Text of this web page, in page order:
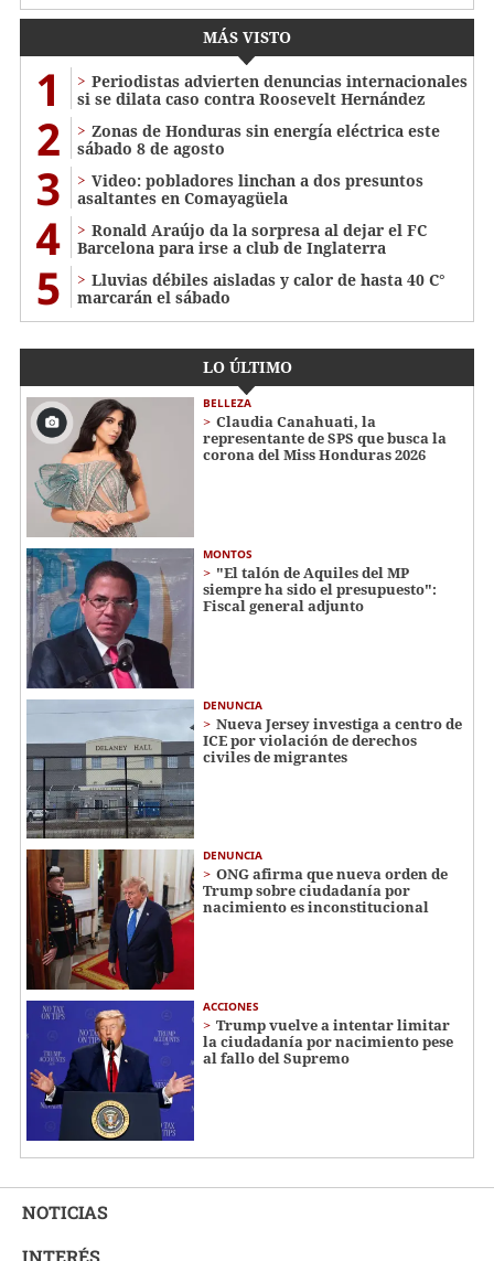
MÁS VISTO
1
Periodistas advierten denuncias internacionales
si se dilata caso contra Roosevelt Hernández
2
Zonas de Honduras sin energía eléctrica este
sábado 8 de agosto
3
Video: pobladores linchan a dos presuntos
asaltantes en Comayagüela
4
Ronald Araújo da la sorpresa al dejar el FC
Barcelona para irse a club de Inglaterra
5
Lluvias débiles aisladas y calor de hasta 40 C°
marcarán el sábado
LO ÚLTIMO
BELLEZA
Claudia Canahuati, la
representante de SPS que busca la
corona del Miss Honduras 2026
MONTOS
"El talón de Aquiles del MP
siempre ha sido el presupuesto":
Fiscal general adjunto
DENUNCIA
Nueva Jersey investiga a centro de
ICE por violación de derechos
civiles de migrantes
DENUNCIA
ONG afirma que nueva orden de
Trump sobre ciudadanía por
nacimiento es inconstitucional
ACCIONES
Trump vuelve a intentar limitar
la ciudadanía por nacimiento pese
al fallo del Supremo
NOTICIAS
INTERÉS